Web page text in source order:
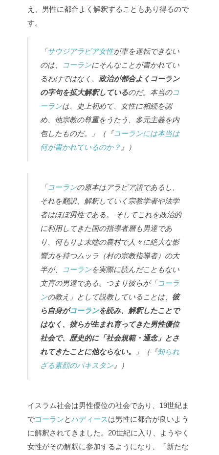
え、男性に都合よく解釈することもあり得るので
す。
「サウジアラビア女性が車を運転できない
のは、
コーランにそんなことが書かれてい
るわけではなく、 政治が都合よくコーラン
の字句を拡大解釈しているのだ。本当のコ
ーランは、史上初めて、女性に相続を認
め、他宗教の尊重をうたう、多元主義を内
包したものだ。」（『コーランには本当は
何が書かれているのか？ 』）
「コーランの原本はアラビア語であるし、
それを翻訳、解釈していく宗教学者や法学
者はほぼ男性である。
そしてこれを政治的
に利用してきた国の指導者層も男達であ
り、何もりよ末端の農村で人々に絶大な影
響力を持つムッラ（村の宗教指導者）の大
半が、
コーランを実際に読んだこともない
文盲の男達である。つまり彼らが「コーラ
ンの教え」として説教していることは、 彼
ら自身がコーランを読み、解釈したことで
はなく、 彼らが生まれ育ってきた男性優位
社会で、歴史的に「社会規範・通念」とさ
れてきたことに他ならない。
」（『知られ
ざる素顔のパキスタン』）
イスラム社会は男性優位の社会であり、19世紀ま
でコーランとハディースは男性に都合が良いよう
に解釈されてきました。20世紀に入り、ようやく
女性がその解釈に参加するようになり、「新たな